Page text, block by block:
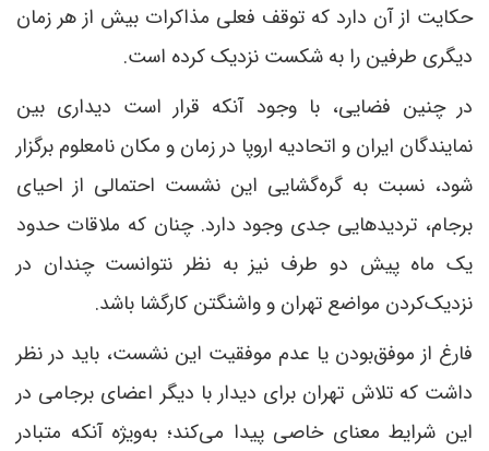
حکایت از آن دارد که توقف فعلی مذاکرات بیش از هر زمان
دیگری طرفین را به شکست نزدیک کرده است.
در چنین فضایی، با وجود آنکه قرار است دیداری بین
نمایندگان ایران و اتحادیه اروپا در زمان و مکان نامعلوم برگزار
شود، نسبت به گره‌گشایی این نشست احتمالی از احیای
برجام، تردیدهایی جدی وجود دارد. چنان که ملاقات حدود
یک ماه پیش دو طرف نیز به نظر نتوانست چندان در
نزدیک‌کردن مواضع تهران و واشنگتن کارگشا باشد.
فارغ از موفق‌بودن یا عدم موفقیت این نشست، باید در نظر
داشت که تلاش تهران برای دیدار با دیگر اعضای برجامی در
این شرایط معنای خاصی پیدا می‌کند؛ به‌ویژه آنکه متبادر‌